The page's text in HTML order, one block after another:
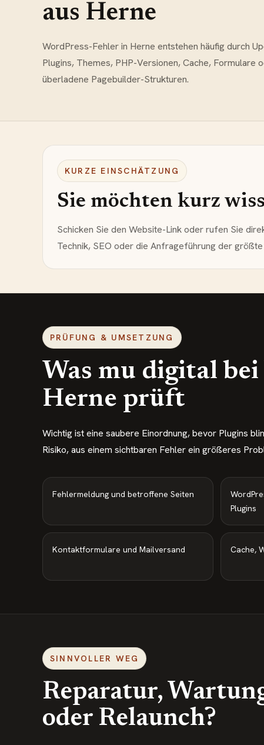
aus Herne
WordPress-Fehler in Herne entstehen häufig durch
Plugins, Themes, PHP-Versionen, Cache, Formulare
überladene Pagebuilder-Strukturen.
KURZE EINSCHÄTZUNG
Sie möchten kurz
Schicken Sie den Website-Link oder rufen Sie
Technik, SEO oder die Anfrageführung der
PRÜFUNG & UMSETZUNG
Was mu digital
Herne prüft
Wichtig ist eine saubere Einordnung, bevor Plugins
Risiko, aus einem sichtbaren Fehler ein größeres
Fehlermeldung und betroffene Seiten
Plugins
Kontaktformulare und Mailversand Cache,
SINNVOLLER WEG
Reparatur,
oder Relaunch?